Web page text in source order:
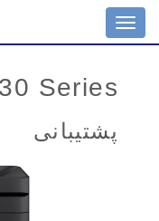
Toggle
navigation
Series
پشتیبانی